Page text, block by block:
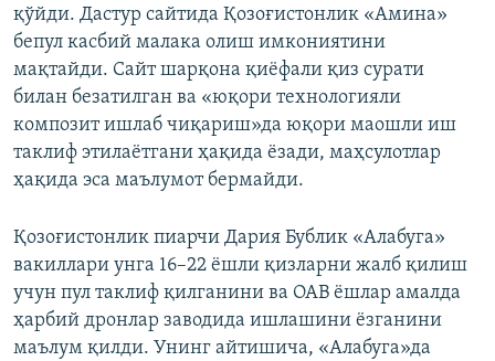
қўйди. Дастур сайтида Қозоғистонлик «Амина»
бепул касбий малака олиш имкониятини
мақтайди. Сайт шарқона қиёфали қиз сурати
билан безатилган ва «юқори технологияли
композит ишлаб чиқариш»да юқори маошли иш
таклиф этилаётгани ҳақида ёзади, маҳсулотлар
ҳақида эса маълумот бермайди.
Қозоғистонлик пиарчи Дария Бублик «Алабуга»
вакиллари унга 16–22 ёшли қизларни жалб қилиш
учун пул таклиф қилганини ва ОАВ ёшлар амалда
ҳарбий дронлар заводида ишлашини ёзганини
маълум қилди. Унинг айтишича, «Алабуга»да